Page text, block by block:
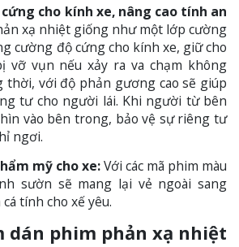
cho kính xe, nâng cao tính an
xạ nhiệt giống như một lớp cường
cường độ cứng cho kính xe, giữ cho
vỡ vụn nếu xảy ra va chạm không
với độ phản gương cao sẽ giúp
tư cho người lái. Khi người từ bên
vào bên trong, bảo vệ sự riêng tư
ngơi.
mỹ cho xe:Với các mã phim màu
sườn sẽ mang lại vẻ ngoài sang
tính cho xế yêu.
dán phim phản xạ nhiệt